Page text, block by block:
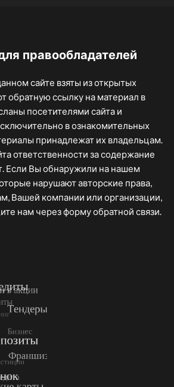
правообладателей
сайте взяты из открытых
обратную ссылку на материал в
посетителями сайта и
в ознакомительных
принадлежат их владельцам.
ответственности за содержание
Если Вы обнаружили на нашем
нарушают авторские права,
Вашей компании или организации,
нам через форму обратной связи.